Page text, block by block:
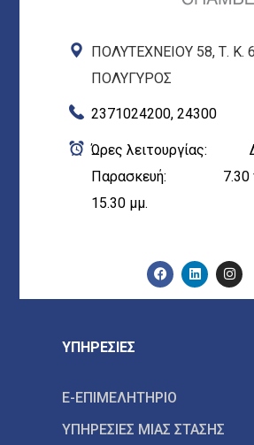
ΠΟΛΥΤΕΧΝΕΙΟΥ 58, Τ. Κ.
ΠΟΛΥΓΥΡΟΣ
2371024200, 24300
Ώρες λειτουργίας:
Παρασκευή: 7.30
15.30 μμ.
ΥΠΗΡΕΣΙΕΣ
E-ΕΠΙΜΕΛΗΤΗΡΙΟ
ΥΠΗΡΕΣΙΕΣ ΜΙΑΣ ΣΤΑΣΗΣ